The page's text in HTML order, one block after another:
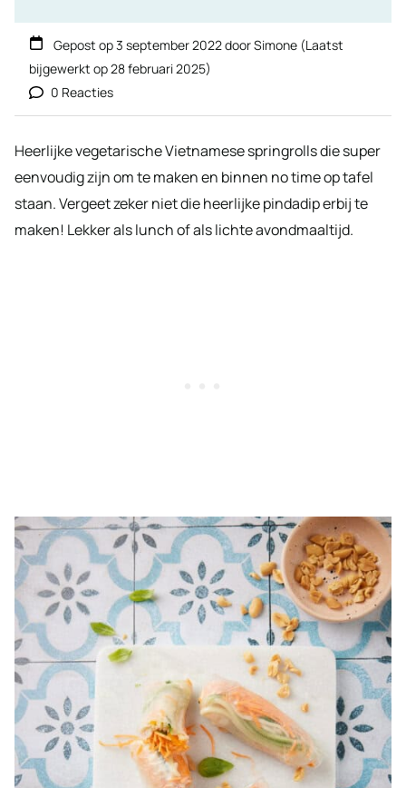
Gepost op3 september 2022doorSimone (Laatst
bijgewerkt op28 februari 2025)
0 Reacties
Heerlijke vegetarische Vietnamese springrolls die super
eenvoudig zijn om te maken en binnen no time op tafel
staan. Vergeet zeker niet die heerlijke pindadip erbij te
maken! Lekker als lunch of als lichte avondmaaltijd.